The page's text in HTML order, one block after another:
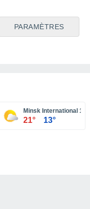
PARAMÈTRES
Météo en France :
regain de chaleur cet
Minsk International 1
21° 13°